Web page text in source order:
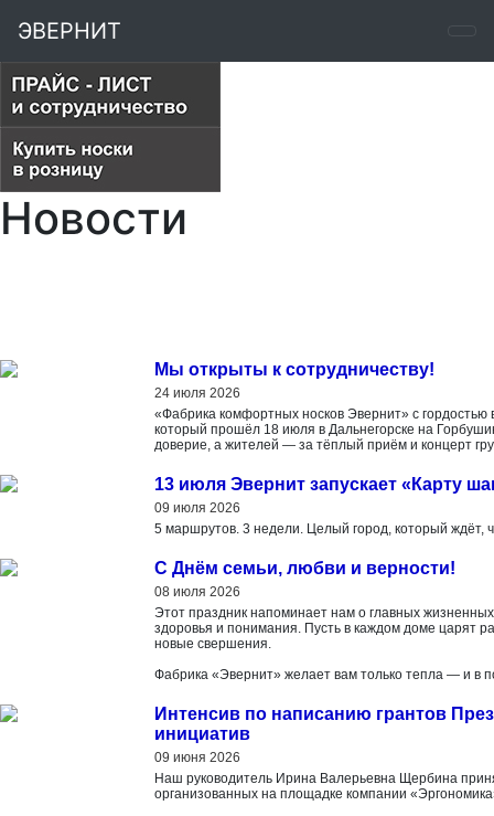
ЭВЕРНИТ
Новости
Мы открыты к сотрудничеству!
24 июля 2026
«Фабрика комфортных носков Эвернит» с
который прошёл 18 июля в Дальнегорске на
доверие, а жителей — за тёплый приём и концерт
13 июля Эвернит запускает «Карту
09 июля 2026
5 маршрутов. 3 недели. Целый город, который ждёт,
С Днём семьи, любви и верности!
08 июля 2026
Этот праздник напоминает нам о главных
здоровья и понимания. Пусть в каждом доме царят
новые свершения.
Фабрика «Эвернит» желает вам только тепла — и в
Интенсив по написанию грантов
инициатив
09 июня 2026
Наш руководитель Ирина Валерьевна Щербина
организованных на площадке компании